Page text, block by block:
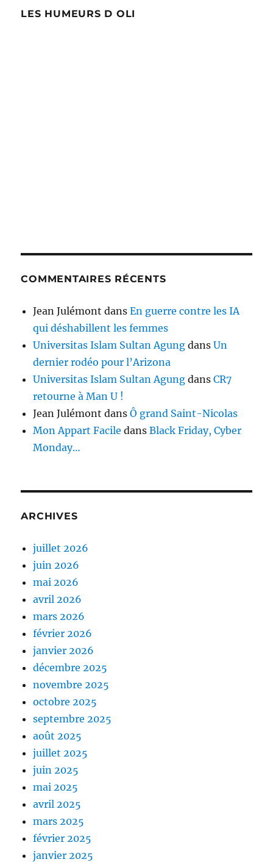
LES HUMEURS D OLI
COMMENTAIRES RÉCENTS
Jean Julémont dansEn guerre contre les IA
qui déshabillent les femmes
Universitas Islam Sultan Agung dansUn
dernier rodéo pour l’Arizona
Universitas Islam Sultan Agung dansCR7
retourne à Man U !
Jean Julémont dansÔ grand Saint-Nicolas
Mon Appart Facile dansBlack Friday, Cyber
Monday…
ARCHIVES
juillet 2026
juin 2026
mai 2026
avril 2026
mars 2026
février 2026
janvier 2026
décembre 2025
novembre 2025
octobre 2025
septembre 2025
août 2025
juillet 2025
juin 2025
mai 2025
avril 2025
mars 2025
février 2025
janvier 2025